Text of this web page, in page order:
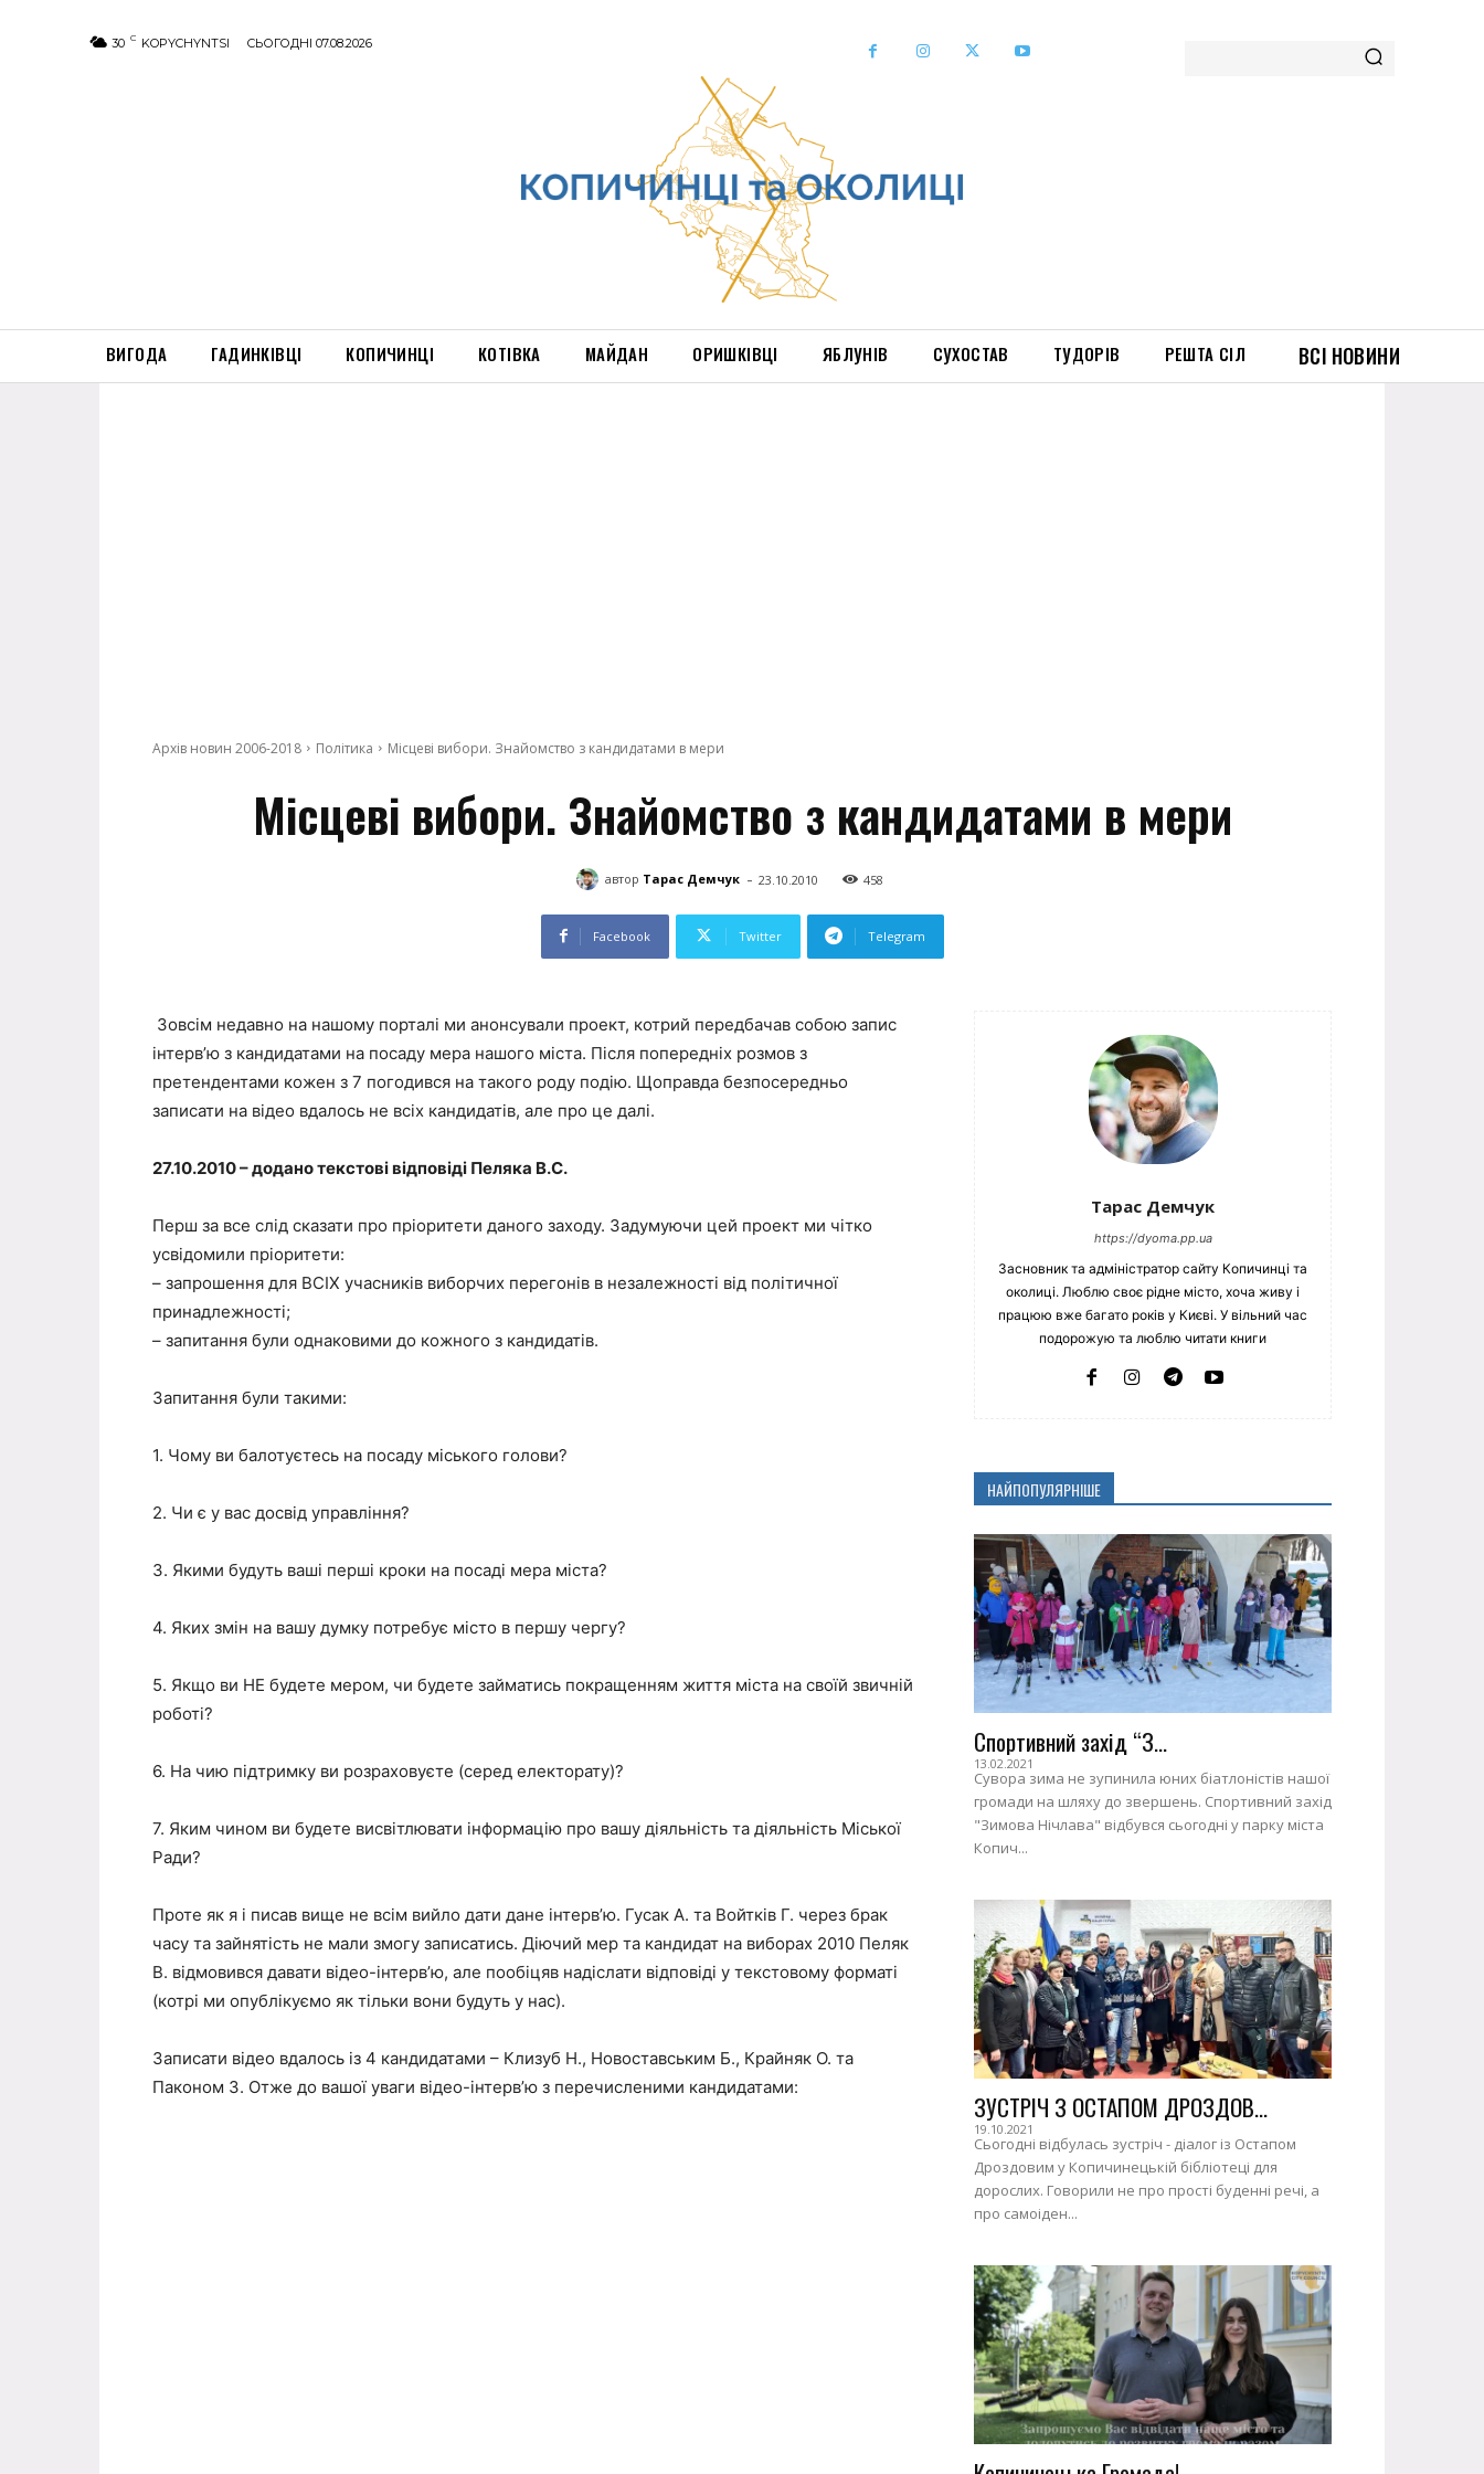
30 C KOPYCHYNTSI СЬОГОДНІ 07.08.2026
ВИГОДА ГАДИНКІВЦІ КОПИЧИНЦІ КОТІВКА МАЙДАН ОРИШКІВЦІ ЯБЛУНІВ СУХОСТАВ ТУДОРІВ РЕШТА СІЛ ВСІ НОВИНИ
Архів новин 2006-2018 Політика Місцеві вибори. Знайомство з кандидатами в мери
Місцеві вибори. Знайомство з кандидатами в мери
автор Тарас Демчук - 23.10.2010 458
Facebook Twitter Telegram
Зовсім недавно на нашому порталі ми анонсували проект, котрий передбачав собою запис
інтерв’ю з кандидатами на посаду мера нашого міста. Після попередніх розмов з
претендентами кожен з 7 погодився на такого роду подію. Щоправда безпосередньо
записати на відео вдалось не всіх кандидатів, але про це далі.
27.10.2010 – додано текстові відповіді Пеляка В.С.
Перш за все слід сказати про пріоритети даного заходу. Задумуючи цей проект ми чітко
усвідомили пріоритети:
– запрошення для ВСІХ учасників виборчих перегонів в незалежності від політичної
принадлежності;
– запитання були однаковими до кожного з кандидатів.
Запитання були такими:
1. Чому ви балотуєтесь на посаду міського голови?
2. Чи є у вас досвід управління?
3. Якими будуть ваші перші кроки на посаді мера міста?
4. Яких змін на вашу думку потребує місто в першу чергу?
5. Якщо ви НЕ будете мером, чи будете займатись покращенням життя міста на своїй звичній
роботі?
6. На чию підтримку ви розраховуєте (серед електорату)?
7. Яким чином ви будете висвітлювати інформацію про вашу діяльність та діяльність Міської
Ради?
Проте як я і писав вище не всім вийло дати дане інтерв’ю. Гусак А. та Войтків Г. через брак
часу та зайнятість не мали змогу записатись. Діючий мер та кандидат на виборах 2010 Пеляк
В. відмовився давати відео-інтерв’ю, але пообіцяв надіслати відповіді у текстовому форматі
(котрі ми опублікуємо як тільки вони будуть у нас).
Записати відео вдалось із 4 кандидатами – Клизуб Н., Новоставським Б., Крайняк О. та
Паконом З. Отже до вашої уваги відео-інтерв’ю з перечисленими кандидатами:
Тарас Демчук
https://dyoma.pp.ua
Засновник та адміністратор сайту Копичинці та
околиці. Люблю своє рідне місто, хоча живу і
працюю вже багато років у Києві. У вільний час
подорожую та люблю читати книги
НАЙПОПУЛЯРНІШЕ
Спортивний захід “З...
13.02.2021
Сувора зима не зупинила юних біатлоністів нашої
громади на шляху до звершень. Спортивний захід
"Зимова Нічлава" відбувся сьогодні у парку міста
Копич...
ЗУСТРІЧ З ОСТАПОМ ДРОЗДОВ...
19.10.2021
Сьогодні відбулась зустріч - діалог із Остапом
Дроздовим у Копичинецькій бібліотеці для
дорослих. Говорили не про прості буденні речі, а
про самоіден...